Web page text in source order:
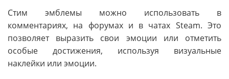
Стим эмблемы можно использовать в
комментариях, на форумах и в чатах Steam. Это
позволяет выразить свои эмоции или отметить
особые достижения, используя визуальные
наклейки или эмоции.